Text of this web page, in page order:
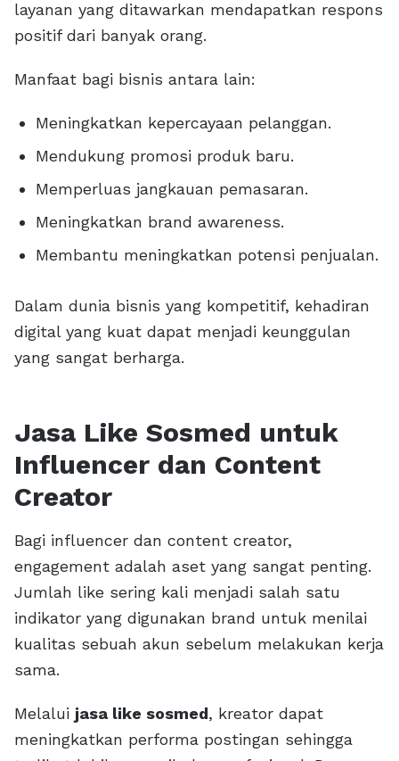
layanan yang ditawarkan mendapatkan respons
positif dari banyak orang.
Manfaat bagi bisnis antara lain:
Meningkatkan kepercayaan pelanggan.
Mendukung promosi produk baru.
Memperluas jangkauan pemasaran.
Meningkatkan brand awareness.
Membantu meningkatkan potensi penjualan.
Dalam dunia bisnis yang kompetitif, kehadiran
digital yang kuat dapat menjadi keunggulan
yang sangat berharga.
Jasa Like Sosmed untuk
Influencer dan Content
Creator
Bagi influencer dan content creator,
engagement adalah aset yang sangat penting.
Jumlah like sering kali menjadi salah satu
indikator yang digunakan brand untuk menilai
kualitas sebuah akun sebelum melakukan kerja
sama.
Melalui jasa like sosmed, kreator dapat
meningkatkan performa postingan sehingga